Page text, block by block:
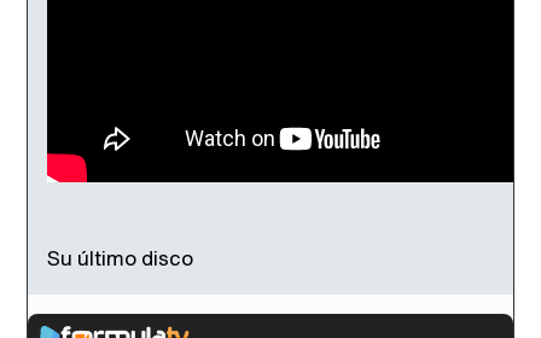
Su último disco